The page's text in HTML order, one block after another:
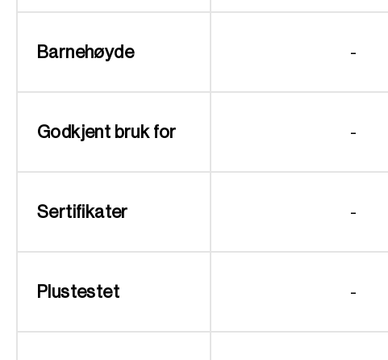
Barnehøyde -
Godkjent bruk for -
Sertifikater -
Plustestet -